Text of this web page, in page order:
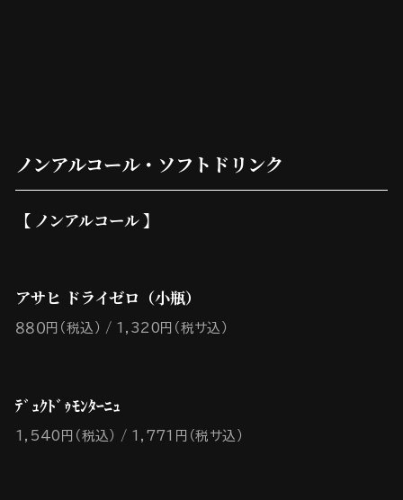
ノンアルコール・ソフトドリンク
【 ノンアルコール 】
アサヒ ドライゼロ（小瓶）
８８０円（税込） 1,320円（税サ込）
ﾃﾞｭｸﾄﾞｩﾓﾝﾀｰﾆｭ
1,540円（税込） 1,771円（税サ込）